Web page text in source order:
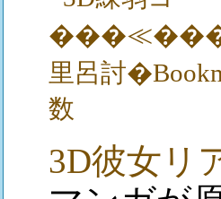
3D彼女リ